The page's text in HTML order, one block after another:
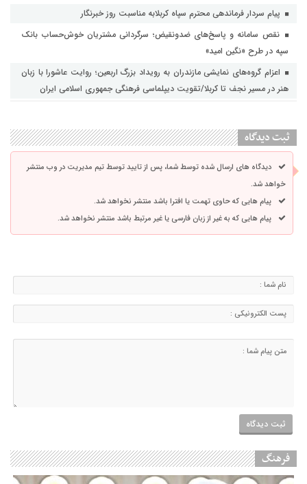
پیام سردار فرماندهی محترم سپاه کربلابه مناسبت روز خبرنگار
نقص سامانه و پاسخ‌های ضدونقیض؛ سرگردانی مشتریان خوش‌حساب بانک
سپه در طرح «نگین امید»
اعزام گروه‌های نمایشی مازندران به رویداد بزرگ اربعین؛ روایت عاشورا با زبان
هنر در مسیر نجف تا کربلا/تقویت دیپلماسی فرهنگی جمهوری اسلامی ایران
ثبت دیدگاه
دیدگاه های ارسال شده توسط شما، پس از تایید توسط تیم مدیریت در وب منتشر
خواهد شد.
پیام هایی که حاوی تهمت یا افترا باشد منتشر نخواهد شد.
پیام هایی که به غیر از زبان فارسی یا غیر مرتبط باشد منتشر نخواهد شد.
فرهنگ